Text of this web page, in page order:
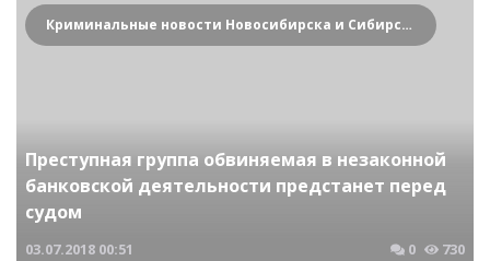
Криминальные новости Новосибирска и Сибирского региона
Преступная группа обвиняемая в незаконной
банковской деятельности предстанет перед
судом
03.07.2018 00:51 0 730